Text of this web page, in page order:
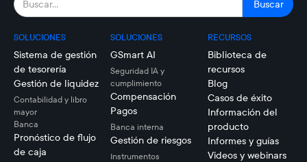
SOLUCIONES
Sistema de gestión
de tesorería
Gestión de liquidez
Contabilidad y libro
mayor
Banca
Pronóstico de flujo
de caja
SOLUCIONES
GSmart AI
Seguridad IA y
cumplimiento
Compensación
Pagos
Banca interna
Gestión de riesgos
Instrumentos
RECURSOS
Biblioteca de
recursos
Blog
Casos de éxito
Información del
producto
Informes y guías
Videos y webinars